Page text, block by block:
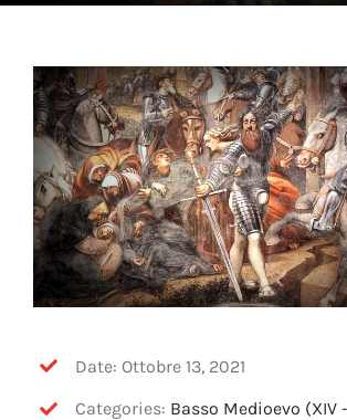
RECENSIONI
OFF TOPIC
CONTATTI
Cerca
per:
Date: Ottobre 13, 2021
Categories: Basso Medioevo (XIV